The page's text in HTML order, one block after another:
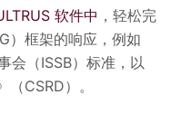
软件中 ，轻松完
）框架的响应，例如
会（ISSB）标准，以
CSRD）。